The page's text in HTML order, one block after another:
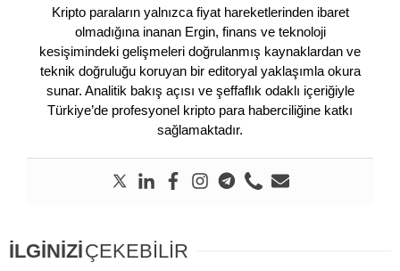
Kripto paraların yalnızca fiyat hareketlerinden ibaret
olmadığına inanan Ergin, finans ve teknoloji
kesişimindeki gelişmeleri doğrulanmış kaynaklardan ve
teknik doğruluğu koruyan bir editoryal yaklaşımla okura
sunar. Analitik bakış açısı ve şeffaflık odaklı içeriğiyle
Türkiye’de profesyonel kripto para haberciliğine katkı
sağlamaktadır.
İLGİNİZİÇEKEBİLİR